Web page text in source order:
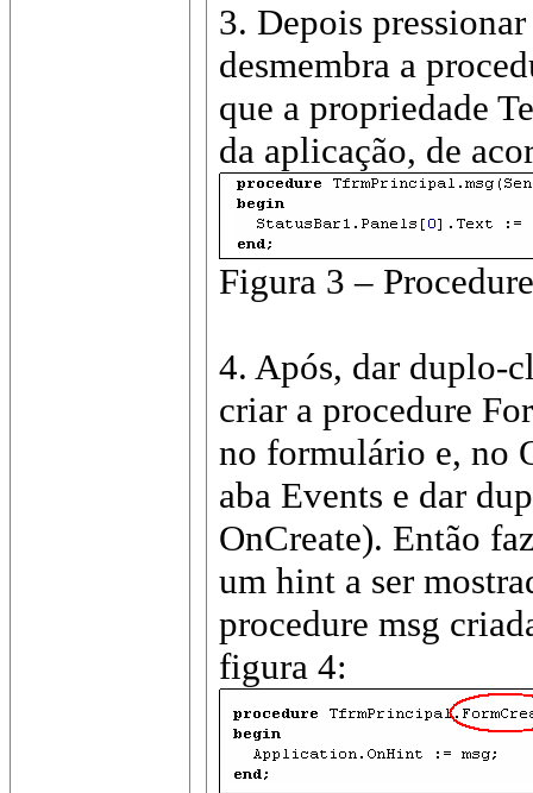
3. Depois
desmembra a
que a propriedade
da aplicação, de
Figura 3 –
4. Após, dar duplo-
criar a procedure
no formulário e, no
aba Events e dar
OnCreate). Então
um hint a ser
procedure msg
figura 4: